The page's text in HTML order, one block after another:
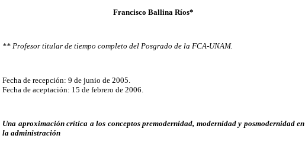
Francisco Ballina Ríos*
** Profesor titular de tiempo completo del Posgrado de la FCA-UNAM.
Fecha de recepción: 9 de junio de 2005.
Fecha de aceptación: 15 de febrero de 2006.
Una aproximación crítica a los conceptos premodernidad, modernidad y posmodernidad en
la administración